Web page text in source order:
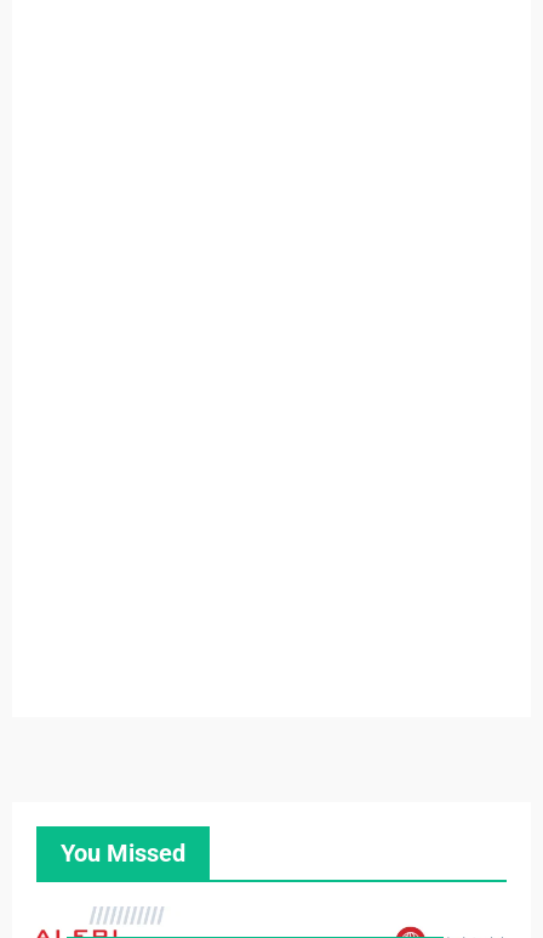
You Missed